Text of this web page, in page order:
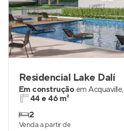
Residencial Lake Dalí
Em construção em Acquaville,
44 e 46 m²
2
Venda a partir de